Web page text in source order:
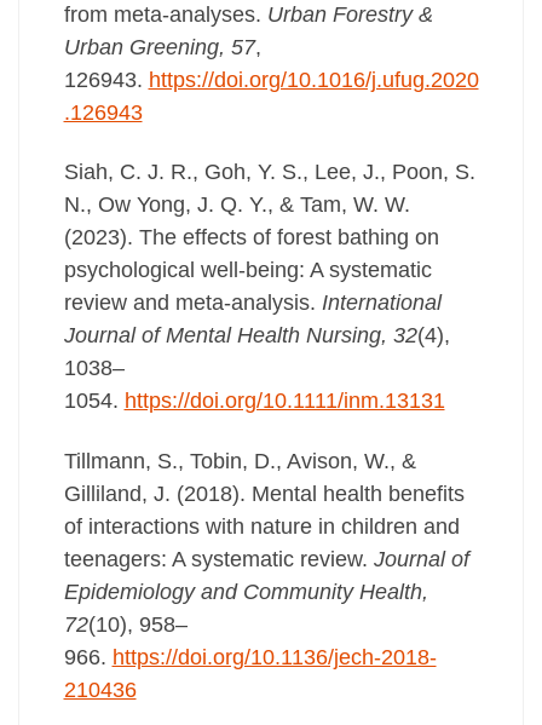
from meta-analyses. Urban Forestry &
Urban Greening, 57,
126943. https://doi.org/10.1016/j.ufug.2020
.126943
Siah, C. J. R., Goh, Y. S., Lee, J., Poon, S.
N., Ow Yong, J. Q. Y., & Tam, W. W.
(2023). The effects of forest bathing on
psychological well-being: A systematic
review and meta-analysis. International
Journal of Mental Health Nursing, 32(4),
1038–
1054. https://doi.org/10.1111/inm.13131
Tillmann, S., Tobin, D., Avison, W., &
Gilliland, J. (2018). Mental health benefits
of interactions with nature in children and
teenagers: A systematic review. Journal of
Epidemiology and Community Health,
72(10), 958–
966. https://doi.org/10.1136/jech-2018-
210436